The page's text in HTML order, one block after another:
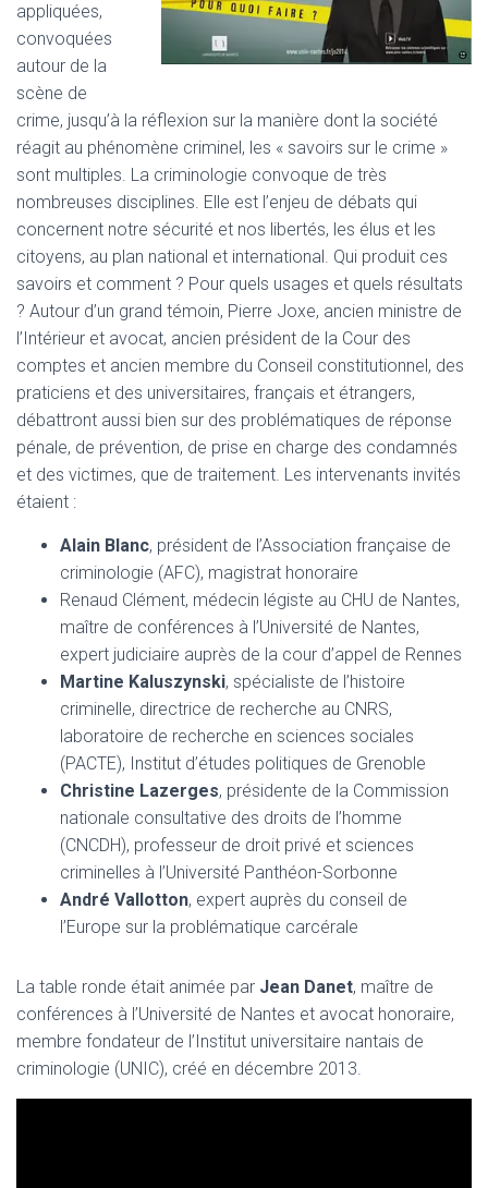
appliquées,
convoquées
autour de la
scène de
crime, jusqu’à la réflexion sur la manière dont la société
réagit au phénomène criminel, les « savoirs sur le crime »
sont multiples. La criminologie convoque de très
nombreuses disciplines. Elle est l’enjeu de débats qui
concernent notre sécurité et nos libertés, les élus et les
citoyens, au plan national et international. Qui produit ces
savoirs et comment ? Pour quels usages et quels résultats
? Autour d’un grand témoin, Pierre Joxe, ancien ministre de
l’Intérieur et avocat, ancien président de la Cour des
comptes et ancien membre du Conseil constitutionnel, des
praticiens et des universitaires, français et étrangers,
débattront aussi bien sur des problématiques de réponse
pénale, de prévention, de prise en charge des condamnés
et des victimes, que de traitement. Les intervenants invités
étaient :
Alain Blanc, président de l’Association française de
criminologie (AFC), magistrat honoraire
Renaud Clément, médecin légiste au CHU de Nantes,
maître de conférences à l’Université de Nantes,
expert judiciaire auprès de la cour d’appel de Rennes
Martine Kaluszynski, spécialiste de l’histoire
criminelle, directrice de recherche au CNRS,
laboratoire de recherche en sciences sociales
(PACTE), Institut d’études politiques de Grenoble
Christine Lazerges, présidente de la Commission
nationale consultative des droits de l’homme
(CNCDH), professeur de droit privé et sciences
criminelles à l’Université Panthéon-Sorbonne
André Vallotton, expert auprès du conseil de
l’Europe sur la problématique carcérale
La table ronde était animée par Jean Danet, maître de
conférences à l’Université de Nantes et avocat honoraire,
membre fondateur de l’Institut universitaire nantais de
criminologie (UNIC), créé en décembre 2013.